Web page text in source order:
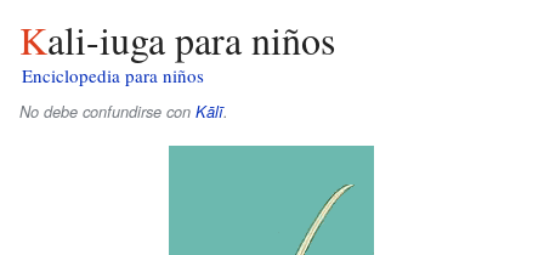
Kali-iuga para niños
Enciclopedia para niños
No debe confundirse con Kālī.